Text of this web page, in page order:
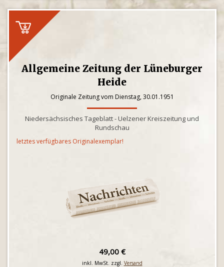
Allgemeine Zeitung der Lüneburger
Heide
Originale Zeitung vom Dienstag, 30.01.1951
Niedersächsisches Tageblatt - Uelzener Kreiszeitung und
Rundschau
letztes verfügbares Originalexemplar!
49,00 €
inkl. MwSt. zzgl. Versand